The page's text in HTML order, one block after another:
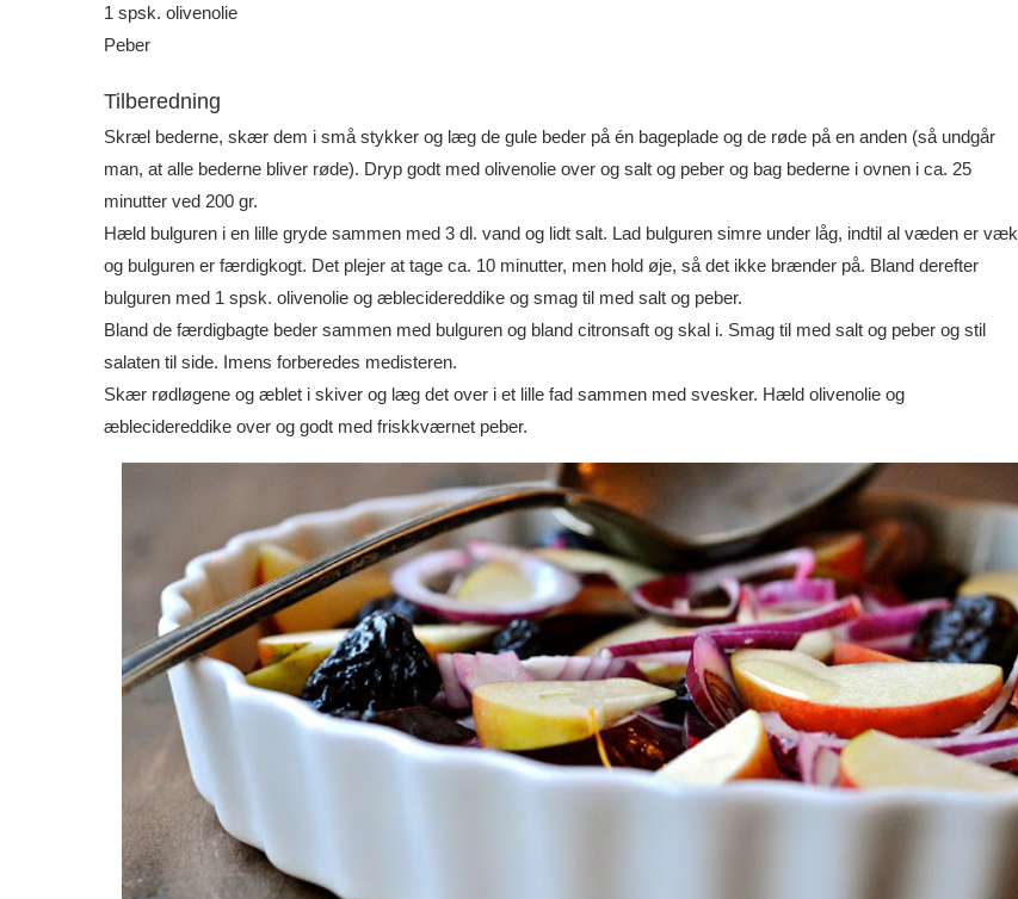
1 spsk. olivenolie
Peber
Tilberedning
Skræl bederne, skær dem i små stykker og læg de gule beder på én bageplade og de røde på en anden (så undgår
man, at alle bederne bliver røde). Dryp godt med olivenolie over og salt og peber og bag bederne i ovnen i ca. 25
minutter ved 200 gr.
Hæld bulguren i en lille gryde sammen med 3 dl. vand og lidt salt. Lad bulguren simre under låg, indtil al væden er væk
og bulguren er færdigkogt. Det plejer at tage ca. 10 minutter, men hold øje, så det ikke brænder på. Bland derefter
bulguren med 1 spsk. olivenolie og æblecidereddike og smag til med salt og peber.
Bland de færdigbagte beder sammen med bulguren og bland citronsaft og skal i. Smag til med salt og peber og stil
salaten til side. Imens forberedes medisteren.
Skær rødløgene og æblet i skiver og læg det over i et lille fad sammen med svesker. Hæld olivenolie og
æblecidereddike over og godt med friskkværnet peber.